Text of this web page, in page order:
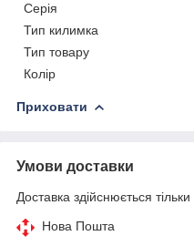
Серія
Тип килимка
Тип товару
Колір
Приховати
Умови доставки
Доставка здійснюється
Нова Пошта